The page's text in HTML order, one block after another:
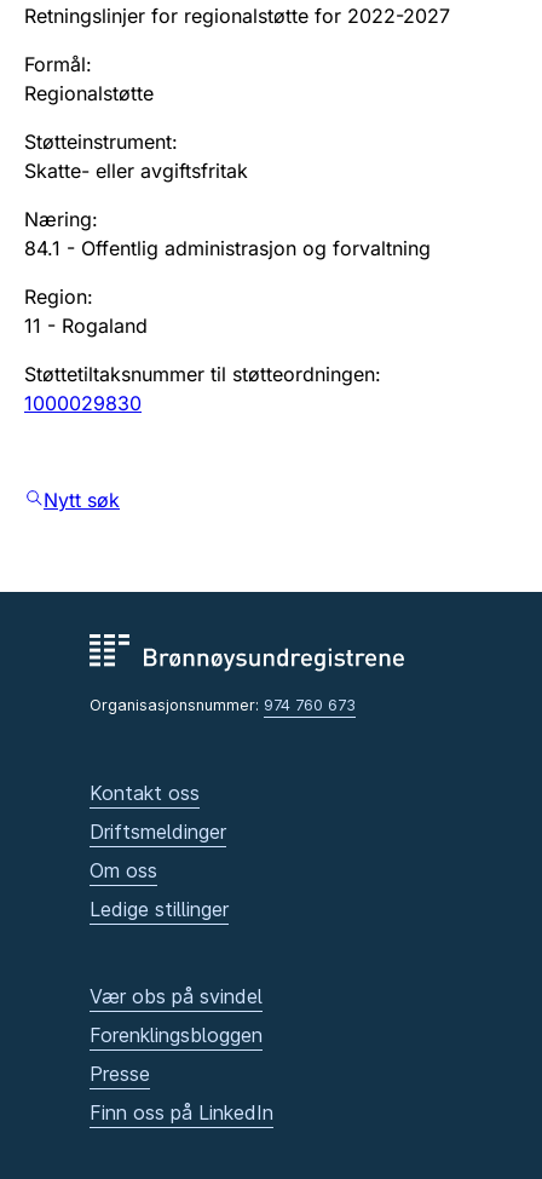
Retningslinjer for regionalstøtte for 2022-2027
Formål:
Regionalstøtte
Støtteinstrument:
Skatte- eller avgiftsfritak
Næring:
84.1 - Offentlig administrasjon og forvaltning
Region:
11 - Rogaland
Støttetiltaksnummer til støtteordningen:
1000029830
Nytt søk
Organisasjonsnummer: 974 760 673
Kontakt oss
Driftsmeldinger
Om oss
Ledige stillinger
Vær obs på svindel
Forenklingsbloggen
Presse
Finn oss på LinkedIn